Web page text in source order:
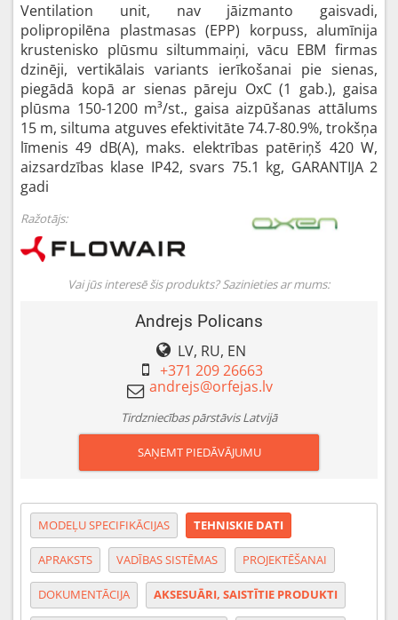
Ventilation unit, nav jāizmanto gaisvadi,
polipropilēna plastmasas (EPP) korpuss, alumīnija
krustenisko plūsmu siltummaiņi, vācu EBM firmas
dzinēji, vertikālais variants ierīkošanai pie sienas,
piegādā kopā ar sienas pāreju OxC (1 gab.), gaisa
plūsma 150-1200 m³/st., gaisa aizpūšanas attālums
15 m, siltuma atguves efektivitāte 74.7-80.9%, trokšņa
līmenis 49 dB(A), maks. elektrības patēriņš 420 W,
aizsardzības klase IP42, svars 75.1 kg, GARANTIJA 2
gadi
Ražotājs:
Vai jūs interesē šis produkts? Sazinieties ar mums:
Andrejs Policans
LV, RU, EN
+371 209 26663
Tirdzniecības pārstāvis Latvijā
SAŅEMT PIEDĀVĀJUMU
MODEĻU SPECIFIKĀCIJAS TEHNISKIE DATI
APRAKSTS VADĪBAS SISTĒMAS PROJEKTĒŠANAI
DOKUMENTĀCIJA AKSESUĀRI, SAISTĪTIE PRODUKTI